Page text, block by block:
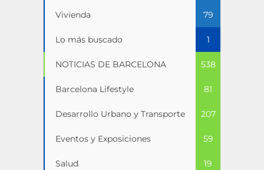
Vivienda 79
Lo más buscado 1
NOTICIAS DE BARCELONA 538
Barcelona Lifestyle 81
Desarrollo Urbano y Transporte 207
Eventos y Exposiciones 59
Salud 19